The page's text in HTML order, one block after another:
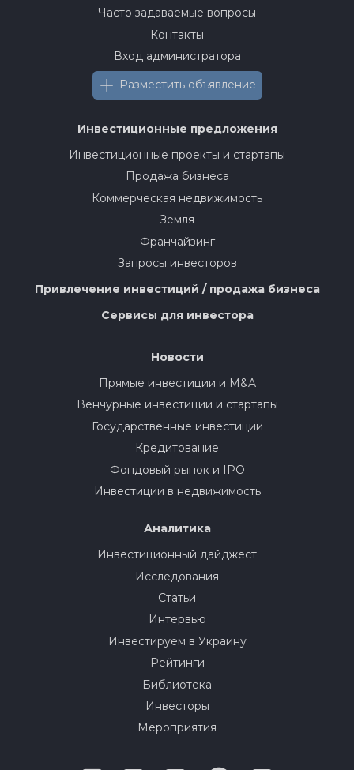
Часто задаваемые вопросы
Контакты
Вход администратора
Разместить объявление
Инвестиционные предложения
Инвестиционные проекты и стартапы
Продажа бизнеса
Коммерческая недвижимость
Земля
Франчайзинг
Запросы инвесторов
Привлечение инвестиций / продажа бизнеса
Сервисы для инвестора
Новости
Прямые инвестиции и M&A
Венчурные инвестиции и стартапы
Государственные инвестиции
Кредитование
Фондовый рынок и IPO
Инвестиции в недвижимость
Аналитика
Инвестиционный дайджест
Исследования
Статьи
Интервью
Инвестируем в Украину
Рейтинги
Библиотека
Инвесторы
Мероприятия